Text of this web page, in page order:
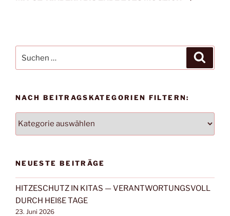
nach:
NACH BEITRAGSKATEGORIEN FILTERN:
BEITRAGSKATEGORIEN
NEUESTE BEITRÄGE
HITZESCHUTZ IN KITAS — VERANTWORTUNGSVOLL
DURCH HEIßE TAGE
23. Juni 2026